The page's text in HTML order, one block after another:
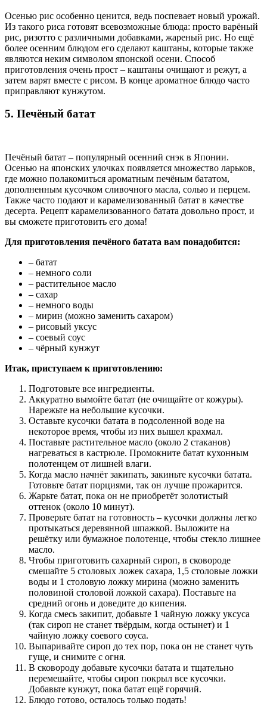
Осенью рис особенно ценится, ведь поспевает новый урожай.
Из такого риса готовят всевозможные блюда: просто варёный
рис, ризотто с различными добавками, жареный рис. Но ещё
более осенним блюдом его сделают каштаны, которые также
являются неким символом японской осени. Способ
приготовления очень прост – каштаны очищают и режут, а
затем варят вместе с рисом. В конце ароматное блюдо часто
приправляют кунжутом.
5. Печёный батат
Печёный батат – популярный осенний снэк в Японии.
Осенью на японских улочках появляется множество ларьков,
где можно полакомиться ароматным печёным бататом,
дополненным кусочком сливочного масла, солью и перцем.
Также часто подают и карамелизованный батат в качестве
десерта. Рецепт карамелизованного батата довольно прост, и
вы сможете приготовить его дома!
Для приготовления печёного батата вам понадобится:
– батат
– немного соли
– растительное масло
– сахар
– немного воды
– мирин (можно заменить сахаром)
– рисовый уксус
– соевый соус
– чёрный кунжут
Итак, приступаем к приготовлению:
Подготовьте все ингредиенты.
Аккуратно вымойте батат (не очищайте от кожуры).
Нарежьте на небольшие кусочки.
Оставьте кусочки батата в подсоленной воде на
некоторое время, чтобы из них вышел крахмал.
Поставьте растительное масло (около 2 стаканов)
нагреваться в кастрюле. Промокните батат кухонным
полотенцем от лишней влаги.
Когда масло начнёт закипать, закиньте кусочки батата.
Готовьте батат порциями, так он лучше прожарится.
Жарьте батат, пока он не приобретёт золотистый
оттенок (около 10 минут).
Проверьте батат на готовность – кусочки должны легко
протыкаться деревянной шпажкой. Выложите на
решётку или бумажное полотенце, чтобы стекло лишнее
масло.
Чтобы приготовить сахарный сироп, в сковороде
смешайте 5 столовых ложек сахара, 1,5 столовые ложки
воды и 1 столовую ложку мирина (можно заменить
половиной столовой ложкой сахара). Поставьте на
средний огонь и доведите до кипения.
Когда смесь закипит, добавьте 1 чайную ложку уксуса
(так сироп не станет твёрдым, когда остынет) и 1
чайную ложку соевого соуса.
Выпаривайте сироп до тех пор, пока он не станет чуть
гуще, и снимите с огня.
В сковороду добавьте кусочки батата и тщательно
перемешайте, чтобы сироп покрыл все кусочки.
Добавьте кунжут, пока батат ещё горячий.
Блюдо готово, осталось только подать!